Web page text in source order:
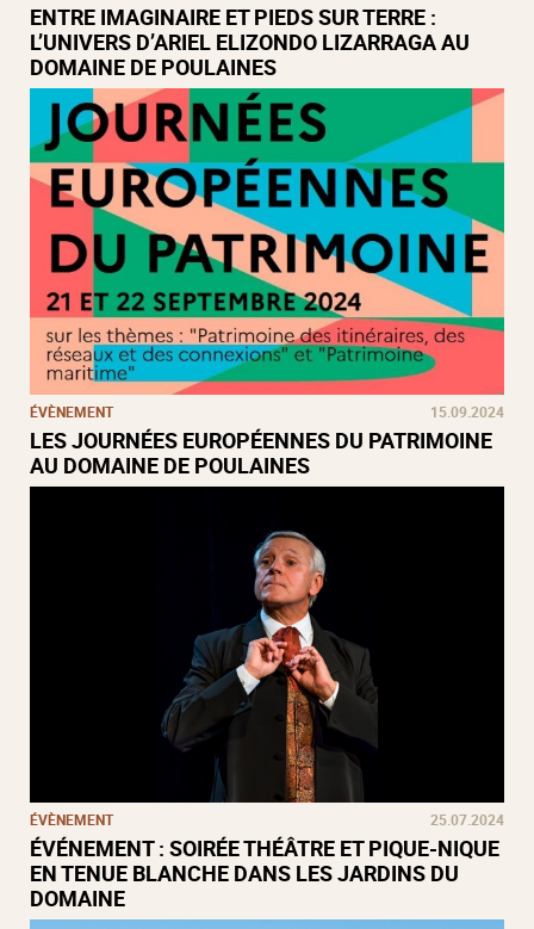
ENTRE IMAGINAIRE ET PIEDS SUR TERRE :
L’UNIVERS D’ARIEL ELIZONDO LIZARRAGA AU
DOMAINE DE POULAINES
ÉVÈNEMENT 15.09.2024
LES JOURNÉES EUROPÉENNES DU PATRIMOINE
AU DOMAINE DE POULAINES
ÉVÈNEMENT 25.07.2024
ÉVÉNEMENT : SOIRÉE THÉÂTRE ET PIQUE-NIQUE
EN TENUE BLANCHE DANS LES JARDINS DU
DOMAINE